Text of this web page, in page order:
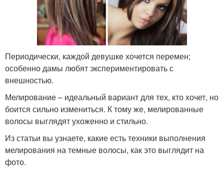
Периодически, каждой девушке хочется перемен;
особенно дамы любят экспериментировать с
внешностью.
Мелирование – идеальный вариант для тех, кто хочет, но
боится сильно измениться. К тому же, мелированные
волосы выглядят ухоженно и стильно.
Из статьи вы узнаете, какие есть техники выполнения
мелирования на темные волосы, как это выглядит на
фото.